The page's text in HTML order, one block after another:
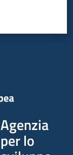
Agenzia
per lo